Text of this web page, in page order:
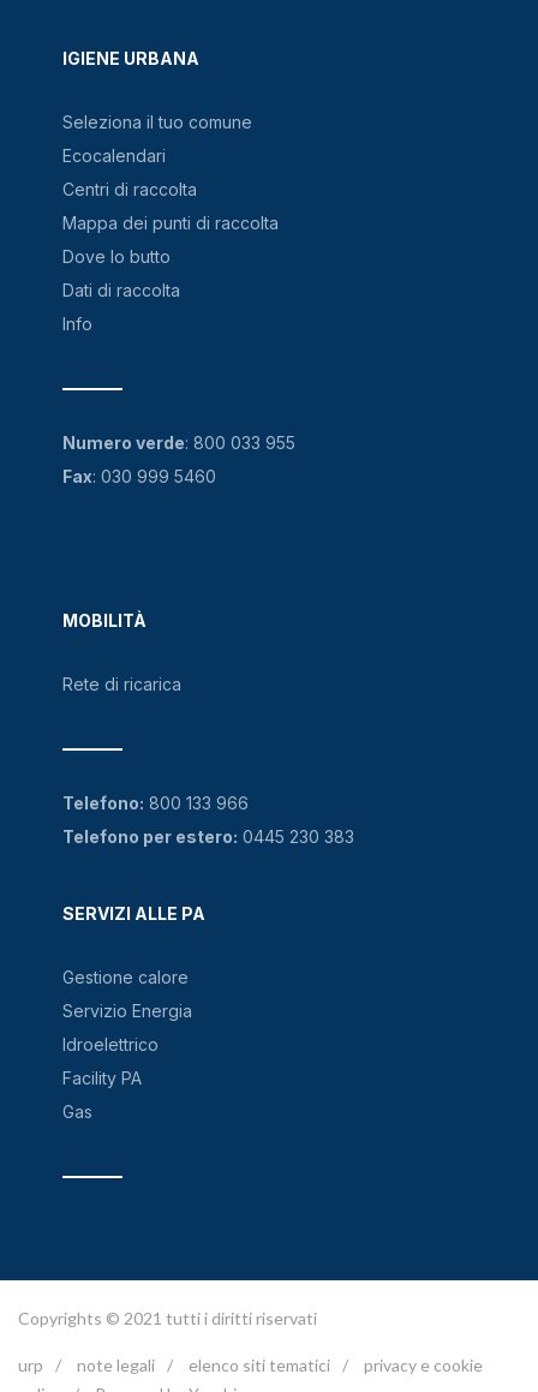
IGIENE URBANA
Seleziona il tuo comune
Ecocalendari
Centri di raccolta
Mappa dei punti di raccolta
Dove lo butto
Dati di raccolta
Info
MOBILITÀ
Rete di ricarica
SERVIZI ALLE PA
Gestione calore
Servizio Energia
Idroelettrico
Facility PA
Gas
Numero verde: 800 033 955
Fax: 030 999 5460
Telefono: 800 133 966
Telefono per estero: 0445 230 383
Copyrights © 2021 tutti i diritti riservati
urp / note legali / elenco siti tematici /
privacy e cookie